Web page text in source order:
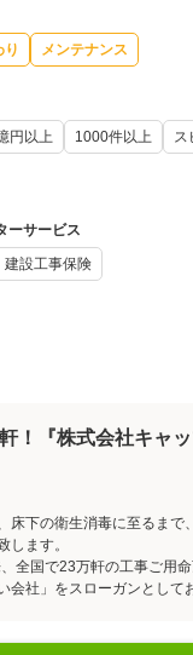
り メンテナンス
円以上 1000件以上
ス
ーサービス
建設工事保険
！『株式会社キャ
床下の衛生消毒に至るまで
します。
全国で23万軒の工事ご用
会社」をスローガンとして